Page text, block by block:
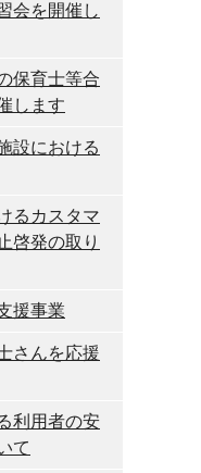
会を開催し
保育士等合
します
設における
るカスタマ
啓発の取り
援事業
さんを応援
利用者の安
て